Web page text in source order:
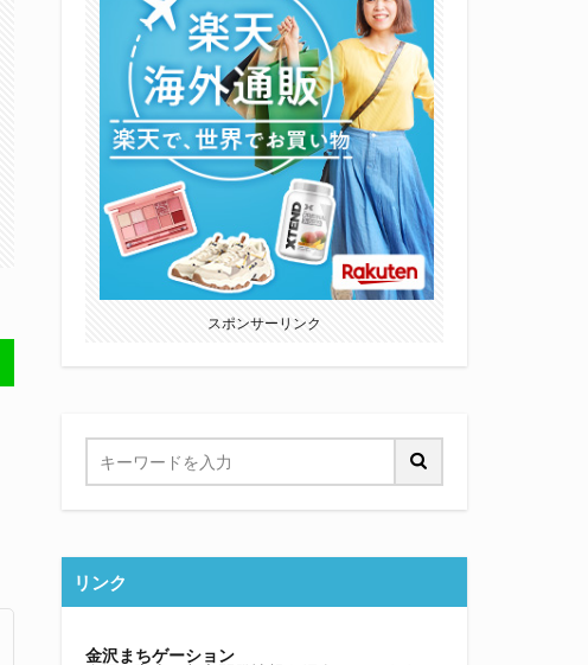
スポンサーリンク
リンク
金沢まちゲーション